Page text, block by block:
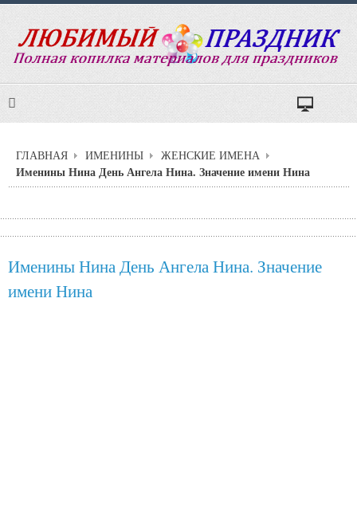
ГЛАВНАЯ ИМЕНИНЫ ЖЕНСКИЕ ИМЕНА
Именины Нина День Ангела Нина. Значение имени Нина
Именины Нина День Ангела Нина. Значение
имени Нина